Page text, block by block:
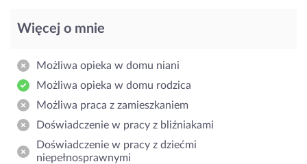
Więcej o mnie
Możliwa opieka w domu niani
Możliwa opieka w domu rodzica
Możliwa praca z zamieszkaniem
Doświadczenie w pracy z bliźniakami
Doświadczenie w pracy z dziećmi
niepełnosprawnymi